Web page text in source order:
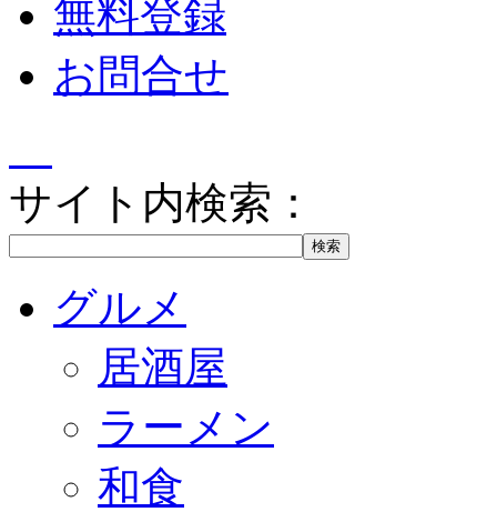
無料登録
お問合せ
サイト内検索：
グルメ
居酒屋
ラーメン
和食